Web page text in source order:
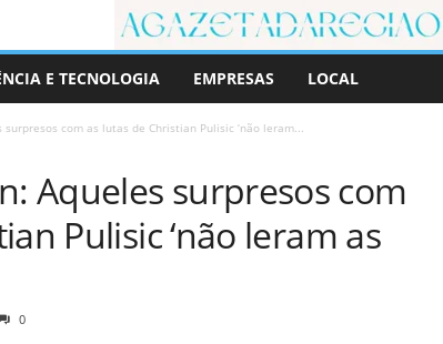
E TECNOLOGIA EMPRESAS LOCAL
com as lutas de Christian Pulisic ‘não leram...
Aqueles surpresos com
Pulisic ‘não leram as
0